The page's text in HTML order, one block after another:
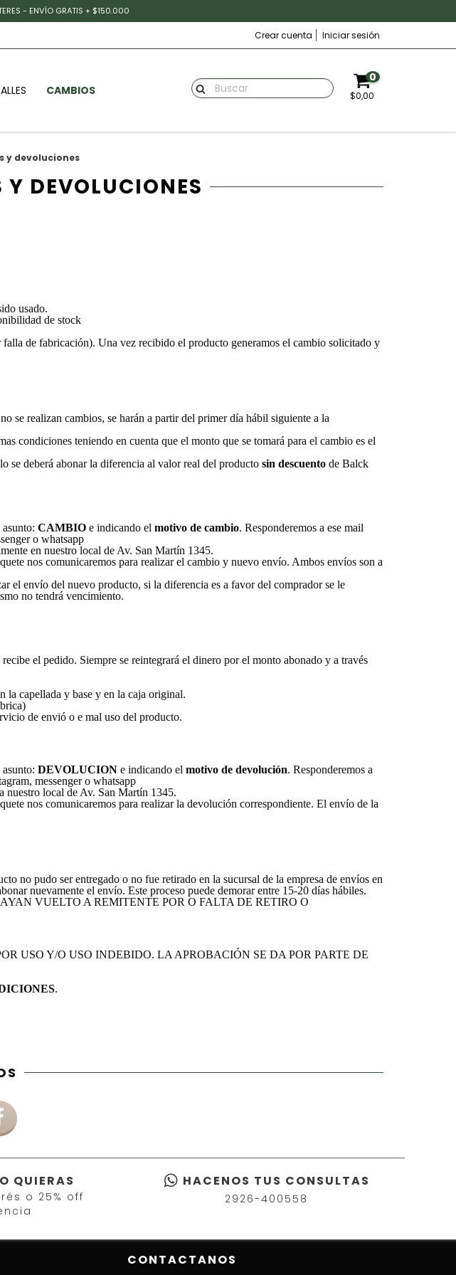
- ENVÍO GRATIS + $150.000
Crear cuenta Iniciar sesión
CAMBIOS
0
$0,00
y devoluciones
DEVOLUCIONES
usado.
de stock
de fabricación). Una vez recibido el producto generamos el cambio solicitado y
se realizan cambios, se harán a partir del primer día hábil siguiente a la
condiciones teniendo en cuenta que el monto que se tomará para el cambio es el
se deberá abonar la diferencia al valor real del producto sin descuento de Balck
CAMBIO e indicando el motivo de cambio. Responderemos a ese mail
o whatsapp
en nuestro local de Av. San Martín 1345.
nos comunicaremos para realizar el cambio y nuevo envío. Ambos envíos son a
el envío del nuevo producto, si la diferencia es a favor del comprador se le
no tendrá vencimiento.
el pedido. Siempre se reintegrará el dinero por el monto abonado y a través
la capellada y base y en la caja original.
de envió o e mal uso del producto.
DEVOLUCION e indicando el motivo de devolución. Responderemos a
messenger o whatsapp
nuestro local de Av. San Martín 1345.
nos comunicaremos para realizar la devolución correspondiente. El envío de la
no pudo ser entregado o no fue retirado en la sucursal de la empresa de envíos en
nuevamente el envío. Este proceso puede demorar entre 15-20 días hábiles.
VUELTO A REMITENTE POR O FALTA DE RETIRO O
USO Y/O USO INDEBIDO. LA APROBACIÓN SE DA POR PARTE DE
.
QUIERAS
o 25% off
HACENOS TUS CONSULTAS
2926-400558
CONTACTANOS